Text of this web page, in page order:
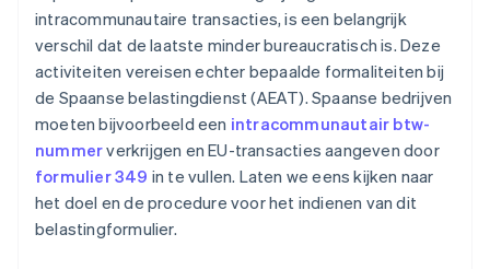
intracommunautaire transacties, is een belangrijk
verschil dat de laatste minder bureaucratisch is. Deze
activiteiten vereisen echter bepaalde formaliteiten bij
de Spaanse belastingdienst (AEAT). Spaanse bedrijven
moeten bijvoorbeeld een intracommunautair btw-
nummerverkrijgen en EU-transacties aangeven door
formulier 349 in te vullen. Laten we eens kijken naar
het doel en de procedure voor het indienen van dit
belastingformulier.